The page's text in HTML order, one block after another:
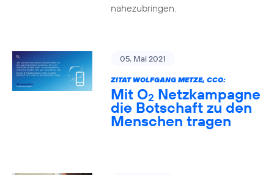
nahezubringen.
05. Mai 2021
ZITAT WOLFGANG METZE, CCO:
Mit O2 Netzkampagne
die Botschaft zu den
Menschen tragen